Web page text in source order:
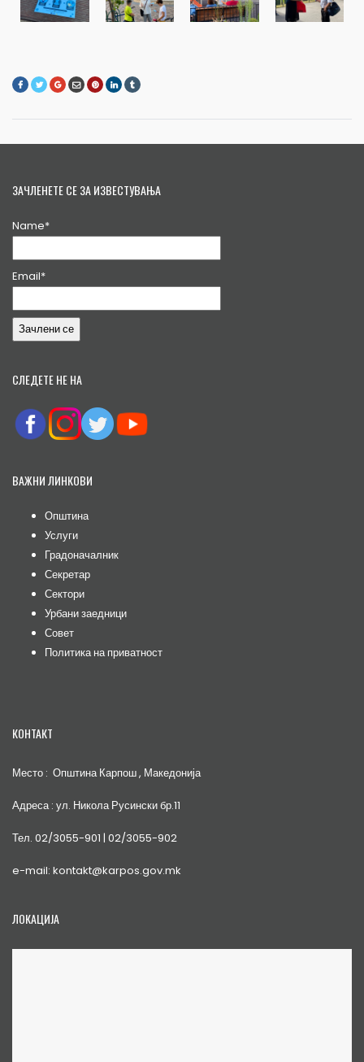
ЗАЧЛЕНЕТЕ СЕ ЗА ИЗВЕСТУВАЊА
Name*
Email*
СЛЕДЕТЕ НЕ НА
ВАЖНИ ЛИНКОВИ
Општина
Услуги
Градоначалник
Секретар
Сектори
Урбани заедници
Совет
Политика на приватност
КОНТАКТ
Место : Општина Карпош , Македонија
Адреса : ул. Никола Русински бр.11
Тел. 02/3055-901 | 02/3055-902
e-mail: kontakt@karpos.gov.mk
ЛОКАЦИЈА